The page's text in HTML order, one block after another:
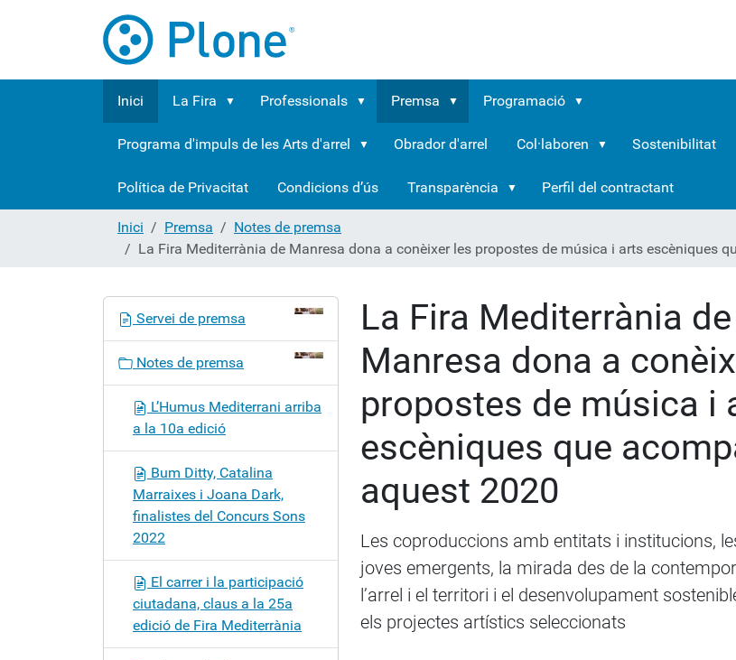
Inici La Fira Professionals Premsa Programació
Programa d'impuls de les Arts d'arrel Obrador d'arrel Col·laboren Sostenibilitat
Política de Privacitat Condicions d’ús Transparència Perfil del contractant
Inici Premsa
Notes de premsa
La Fira Mediterrània de Manresa dona a conèixer les propostes de música i arts escèniques
La Fira Mediterrània de
Manresa dona a
propostes de música i
escèniques que
aquest 2020
Les coproduccions amb entitats i institucions,
joves emergents, la mirada des de la
l’arrel i el territori i el desenvolupament
els projectes artístics seleccionats
Servei de premsa
Notes de premsa
L’Humus Mediterrani arriba
a la 10a edició
Bum Ditty, Catalina
Marraixes i Joana Dark,
finalistes del Concurs Sons
2022
El carrer i la participació
ciutadana, claus a la 25a
edició de Fira Mediterrània